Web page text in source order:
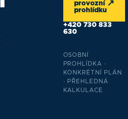
provozní
prohlídku
↗
+420 730 833
630
OSOBNÍ
PROHLÍDKA ·
KONKRÉTNÍ PLÁN
· PŘEHLEDNÁ
KALKULACE